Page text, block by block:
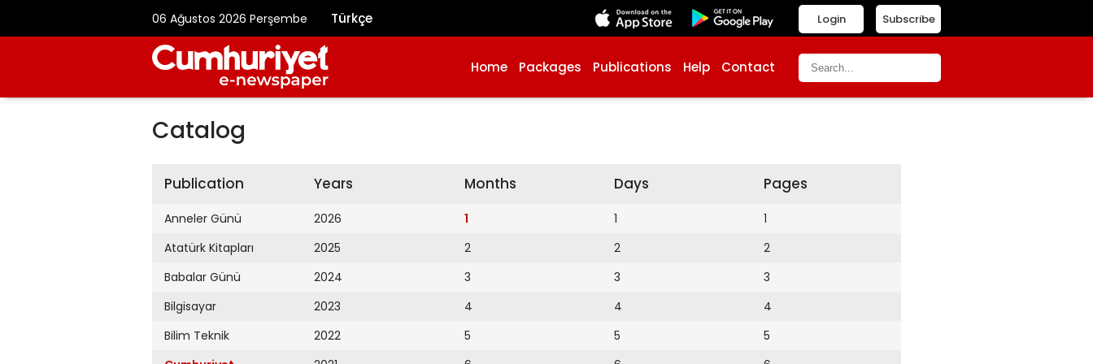
06 Ağustos 2026 Perşembe Türkçe Subscribe
Login
Home Packages Publications Help Contact
Catalog
Publication
Anneler Günü
Atatürk Kitapları
Babalar Günü
Bilgisayar
Bilim Teknik
Years
2026
2025
2024
2023
2022
Months
1
2
3
4
5
Days
1
2
3
4
5
Pages
1
2
3
4
5